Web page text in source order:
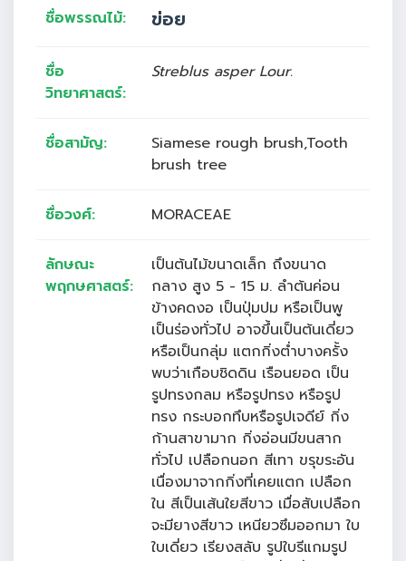
ชื่อพรรณไม้: ข่อย
ชื่อ
วิทยาศาสตร์:
Streblus asper Lour.
ชื่อสามัญ:
Siamese rough brush,Tooth
brush tree
ชื่อวงศ์: MORACEAE
ลักษณะ
พฤกษศาสตร์:
เป็นต้นไม้ขนาดเล็ก ถึงขนาด
กลาง สูง 5 - 15 ม. ลำต้นค่อน
ข้างคดงอ เป็นปุ่มปม หรือเป็นพู
เป็นร่องทั่วไป อาจขึ้นเป็นต้นเดี่ยว
หรือเป็นกลุ่ม แตกกิ่งต่ำบางครั้ง
พบว่าเกือบชิดดิน เรือนยอด เป็น
รูปทรงกลม หรือรูปทรง หรือรูป
ทรง กระบอกทึบหรือรูปเจดีย์ กิ่ง
ก้านสาขามาก กิ่งอ่อนมีขนสาก
ทั่วไป เปลือกนอก สีเทา ขรุขระอัน
เนื่องมาจากกิ่งที่เคยแตก เปลือก
ใน สีเป็นเส้นใยสีขาว เมื่อสับเปลือก
จะมียางสีขาว เหนียวซึมออกมา ใบ
ใบเดี่ยว เรียงสลับ รูปใบรีแกมรูป